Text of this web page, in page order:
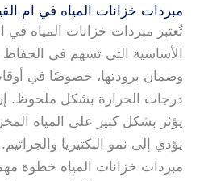
مبردات خزانات المياه في ام
تُعتبر مبردات خزانات المياه في
الأساسية التي تسهم في
وضمان برودتها، خصوصًا في
درجات الحرارة بشكل ملحوظ.
يؤثر بشكل كبير على المياه
يؤدي إلى نمو البكتيريا
مبردات خزانات المياه خطوة